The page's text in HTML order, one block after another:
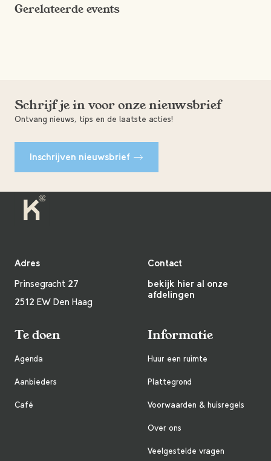
Gerelateerde events
Schrijf je in voor onze nieuwsbrief
Ontvang nieuws, tips en de laatste acties!
Inschrijven nieuwsbrief
Adres
Prinsegracht 27
2512 EW Den Haag
Contact
bekijk hier al onze
afdelingen
Te doen
Agenda
Aanbieders
Café
Informatie
Huur een ruimte
Plattegrond
Voorwaarden & huisregels
Over ons
Veelgestelde vragen